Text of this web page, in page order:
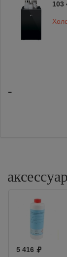
103
=
5 416